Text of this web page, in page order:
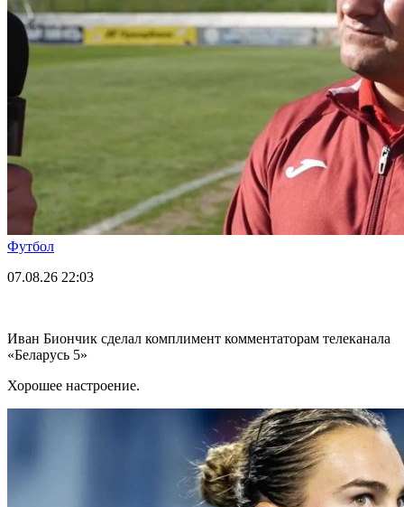
Футбол
07.08.26 22:03
Иван Биончик сделал комплимент комментаторам телеканала
«Беларусь 5»
Хорошее настроение.